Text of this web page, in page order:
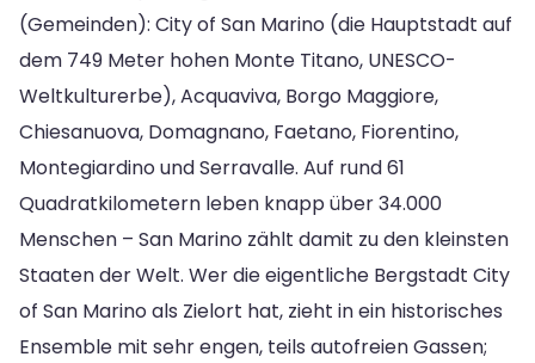
(Gemeinden): City of San Marino (die Hauptstadt auf
dem 749 Meter hohen Monte Titano, UNESCO-
Weltkulturerbe), Acquaviva, Borgo Maggiore,
Chiesanuova, Domagnano, Faetano, Fiorentino,
Montegiardino und Serravalle. Auf rund 61
Quadratkilometern leben knapp über 34.000
Menschen – San Marino zählt damit zu den kleinsten
Staaten der Welt. Wer die eigentliche Bergstadt City
of San Marino als Zielort hat, zieht in ein historisches
Ensemble mit sehr engen, teils autofreien Gassen;